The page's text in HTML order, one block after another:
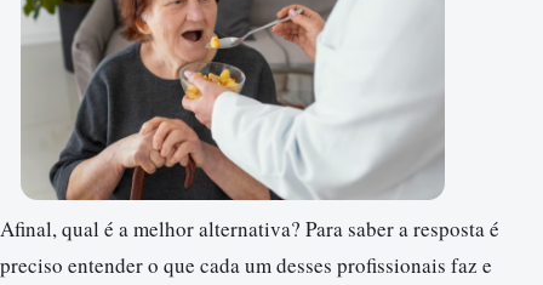
Afinal, qual é a melhor alternativa? Para saber a resposta é
preciso entender o que cada um desses profissionais faz e